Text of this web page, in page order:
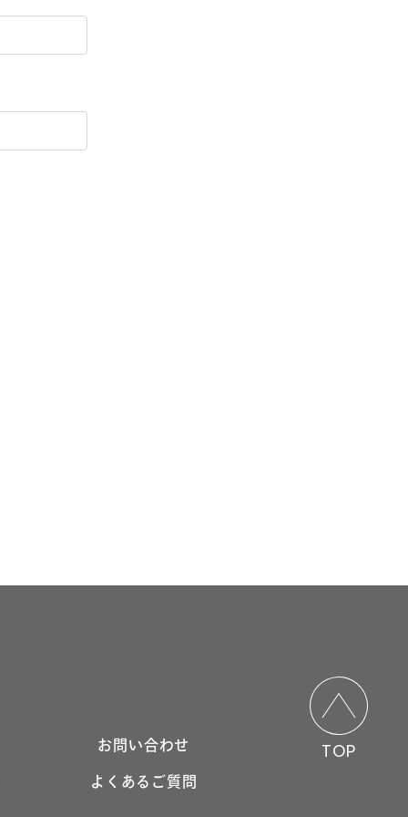
TOP
お問い合わせ
よくあるご質問